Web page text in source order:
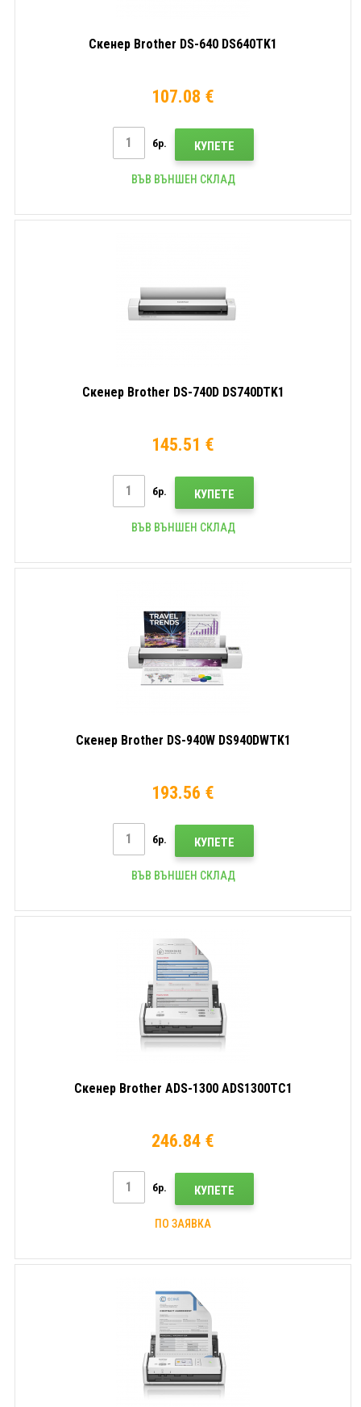
Скенер Brother DS-640 DS640TK1
107.08 €
бр. КУПЕТЕ
ВЪВ ВЪНШЕН СКЛАД
Скенер Brother DS-740D DS740DTK1
145.51 €
бр. КУПЕТЕ
ВЪВ ВЪНШЕН СКЛАД
Скенер Brother DS-940W DS940DWTK1
193.56 €
бр. КУПЕТЕ
ВЪВ ВЪНШЕН СКЛАД
Скенер Brother ADS-1300 ADS1300TC1
246.84 €
бр. КУПЕТЕ
ПО ЗАЯВКА